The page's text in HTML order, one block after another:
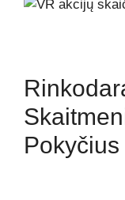
Pokyčius